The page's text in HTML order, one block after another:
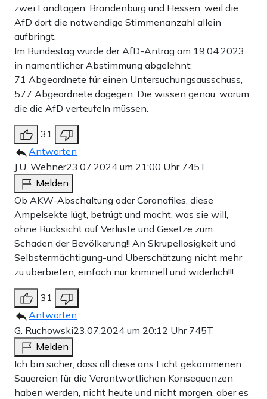
zwei Landtagen: Brandenburg und Hessen, weil die
AfD dort die notwendige Stimmenanzahl allein
aufbringt.
Im Bundestag wurde der AfD-Antrag am 19.04.2023
in namentlicher Abstimmung abgelehnt:
71 Abgeordnete für einen Untersuchungsausschuss,
577 Abgeordnete dagegen. Die wissen genau, warum
die die AfD verteufeln müssen.
31
Antworten
J.U. Wehner23.07.2024 um 21:00 Uhr 745T
Melden
Ob AKW-Abschaltung oder Coronafiles, diese
Ampelsekte lügt, betrügt und macht, was sie will,
ohne Rücksicht auf Verluste und Gesetze zum
Schaden der Bevölkerung!! An Skrupellosigkeit und
Selbstermächtigung-und Überschätzung nicht mehr
zu überbieten, einfach nur kriminell und widerlich!!!
31
Antworten
G. Ruchowski23.07.2024 um 20:12 Uhr 745T
Melden
Ich bin sicher, dass all diese ans Licht gekommenen
Sauereien für die Verantwortlichen Konsequenzen
haben werden, nicht heute und nicht morgen, aber es